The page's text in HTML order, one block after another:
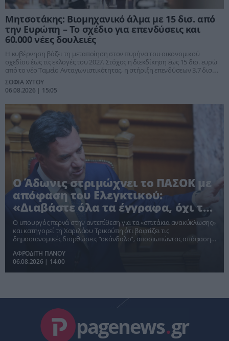
Μητσοτάκης: Βιομηχανικό άλμα με 15 δισ. από
την Ευρώπη – Το σχέδιο για επενδύσεις και
60.000 νέες δουλειές
Η κυβέρνηση βάζει τη μεταποίηση στον πυρήνα του οικονομικού
σχεδίου έως τις εκλογές του 2027. Στόχος η διεκδίκηση έως 15 δισ. ευρώ
από το νέο Ταμείο Ανταγωνιστικότητας, η στήριξη επενδύσεων 3,7 δισ.
και η μείωση του ενεργειακού κόστους με παρεμβάσεις 700 εκατ. ευρώ.
ΣΟΦΙΑ ΧΥΤΟΥ
06.08.2026 | 15:05
Ο Άδωνις στριμώχνει το ΠΑΣΟΚ με
απόφαση του Ελεγκτικού:
«Διαβάστε όλα τα έγγραφα, όχι τα
βολικά»
Ο υπουργός περνά στην αντεπίθεση για τα «σπιτάκια ανακύκλωσης»
και κατηγορεί τη Χαριλάου Τρικούπη ότι βαφτίζει τις
δημοσιονομικές διορθώσεις “σκάνδαλο”, αποσιωπώντας απόφαση
και τεχνικές προδιαγραφές.
ΑΦΡΟΔΙΤΗ ΠΑΝΟΥ
06.08.2026 | 14:00
pagenews.gr